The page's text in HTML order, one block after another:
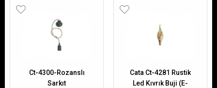
Ct-4300-Rozanslı
Sarkıt
Cata Ct-4281 Rustik
Led Kıvrık Buji (E-